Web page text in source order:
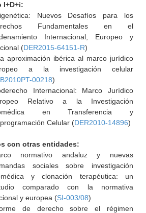
I+D+i:
Nuevos Desafíos para los
Fundamentales en el
Internacional, Europeo y
(DER2015-64151-R)
aproximación ibérica al marco jurídico
a la investigación celular
00218)
Internacional: Marco Jurídico
Relativo a la Investigación
en Transferencia y
Celular (DER2010-14896)
con otras entidades:
normativo andaluz y nuevas
sociales sobre investigación
y clonación terapéutica: un
comparado con la normativa
y europea (SI-003/08)
de derecho sobre el régimen